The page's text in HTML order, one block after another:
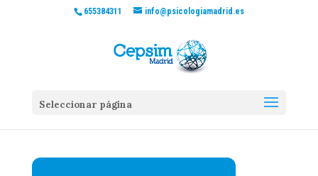
655384311 info@psicologiamadrid.es
Seleccionar página